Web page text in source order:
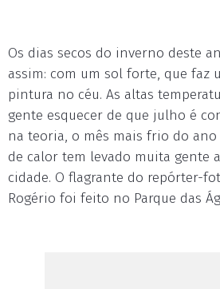
Os dias secos do inverno deste
assim: com um sol forte, que faz
pintura no céu. As altas
gente esquecer de que julho é
na teoria, o mês mais frio do ano
de calor tem levado muita gente
cidade. O flagrante do repórter-
Rogério foi feito no Parque das